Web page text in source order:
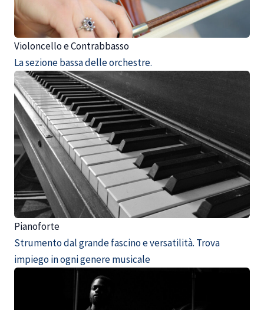
Violoncello e Contrabbasso
La sezione bassa delle orchestre.
Pianoforte
Strumento dal grande fascino e versatilità. Trova
impiego in ogni genere musicale